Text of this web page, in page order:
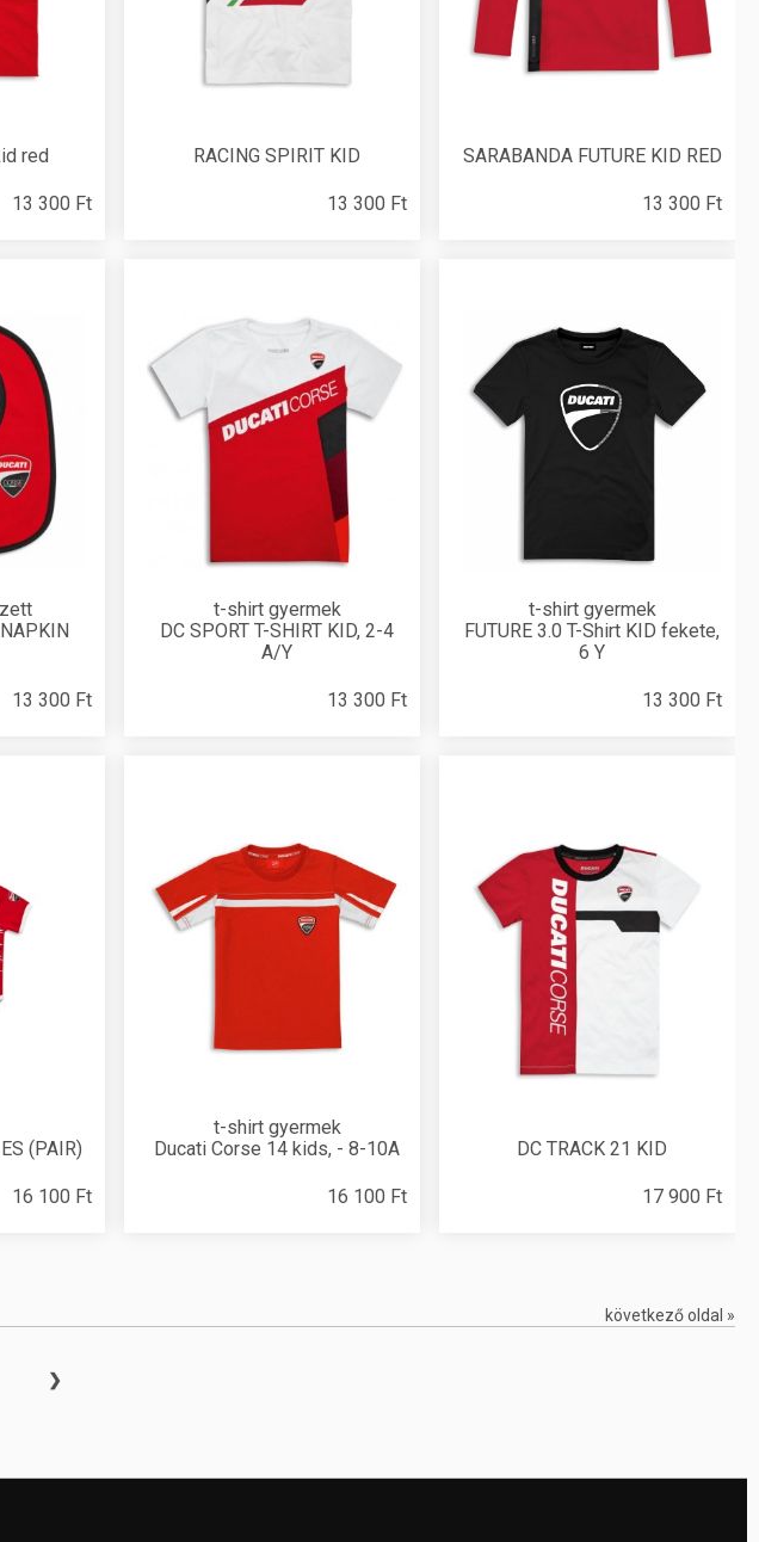
red
13 300 Ft
RACING SPIRIT KID
13 300 Ft
SARABANDA FUTURE KID RED
13 300 Ft
13 300 Ft
t-shirt gyermek
DC SPORT T-SHIRT KID, 2-4
A/Y
13 300 Ft
t-shirt gyermek
FUTURE 3.0 T-Shirt KID fekete,
6 Y
13 300 Ft
(PAIR)
16 100 Ft
t-shirt gyermek
Ducati Corse 14 kids, - 8-10A
16 100 Ft
DC TRACK 21 KID
17 900 Ft
következő oldal »
❯